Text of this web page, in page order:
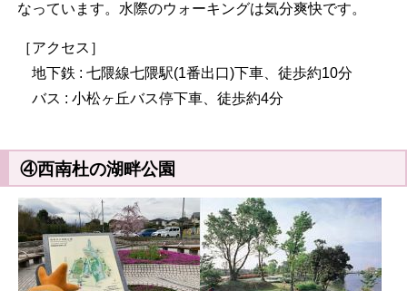
なっています。水際のウォーキングは気分爽快です。
［アクセス］
地下鉄 : 七隈線七隈駅(1番出口)下車、徒歩約10分
バス : 小松ヶ丘バス停下車、徒歩約4分
④西南杜の湖畔公園